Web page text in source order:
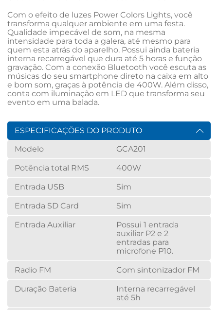
Com o efeito de luzes Power Colors Lights, você
transforma qualquer ambiente em uma festa.
Qualidade impecável de som, na mesma
intensidade para toda a galera, até mesmo para
quem esta atrás do aparelho. Possui ainda bateria
interna recarregável que dura até 5 horas e função
gravação. Com a conexão Bluetooth você escuta as
músicas do seu smartphone direto na caixa em alto
e bom som, graças à potência de 400W. Além disso,
conta com iluminação em LED que transforma seu
evento em uma balada.
ESPECIFICAÇÕES DO PRODUTO
Modelo
GCA201
Potência total RMS 400W
Entrada USB Sim
Entrada SD Card Sim
Entrada Auxiliar
Possui 1 entrada
auxiliar P2 e 2
entradas para
microfone P10.
Radio FM Com sintonizador FM
Duração Bateria
Interna recarregável
até 5h